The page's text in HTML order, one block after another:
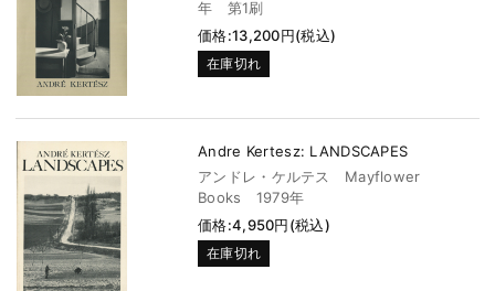
年 第1刷
価格:13,200円(税込)
在庫切れ
Andre Kertesz: LANDSCAPES
アンドレ・ケルテス Mayflower
Books 1979年
価格:4,950円(税込)
在庫切れ